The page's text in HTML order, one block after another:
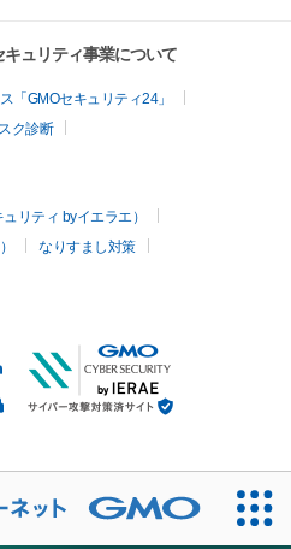
ュリティ事業について
「GMOセキュリティ24」
ク診断
リティ byイエラエ）
なりすまし対策